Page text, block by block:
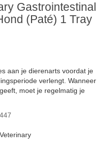
Gastrointestinal
(paté) 1 Tray
aan je dierenarts voordat je
verlengt. Wanneer
moet je regelmatig je